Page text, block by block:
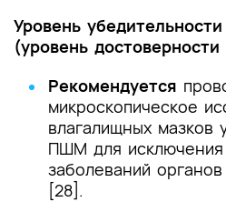
Уровень
(уровень
Рекомендуется
микроскопическое
влагалищных мазков
ПШМ для исключения
заболеваний
[28].